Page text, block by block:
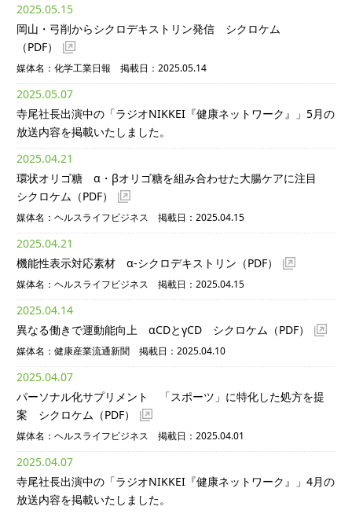
2025.05.15
岡山・弓削からシクロデキストリン発信 シクロケム
（PDF）
媒体名：化学工業日報 掲載日：2025.05.14
2025.05.07
寺尾社長出演中の「ラジオNIKKEI『健康ネットワーク』」5月の
放送内容を掲載いたしました。
2025.04.21
環状オリゴ糖 α・βオリゴ糖を組み合わせた大腸ケアに注目
シクロケム （PDF）
媒体名：ヘルスライフビジネス 掲載日：2025.04.15
2025.04.21
機能性表示対応素材 α-シクロデキストリン （PDF）
媒体名：ヘルスライフビジネス 掲載日：2025.04.15
2025.04.14
異なる働きで運動能向上 αCDとγCD シクロケム （PDF）
媒体名：健康産業流通新聞 掲載日：2025.04.10
2025.04.07
パーソナル化サプリメント 「スポーツ」に特化した処方を提
案 シクロケム （PDF）
媒体名：ヘルスライフビジネス 掲載日：2025.04.01
2025.04.07
寺尾社長出演中の「ラジオNIKKEI『健康ネットワーク』」4月の
放送内容を掲載いたしました。